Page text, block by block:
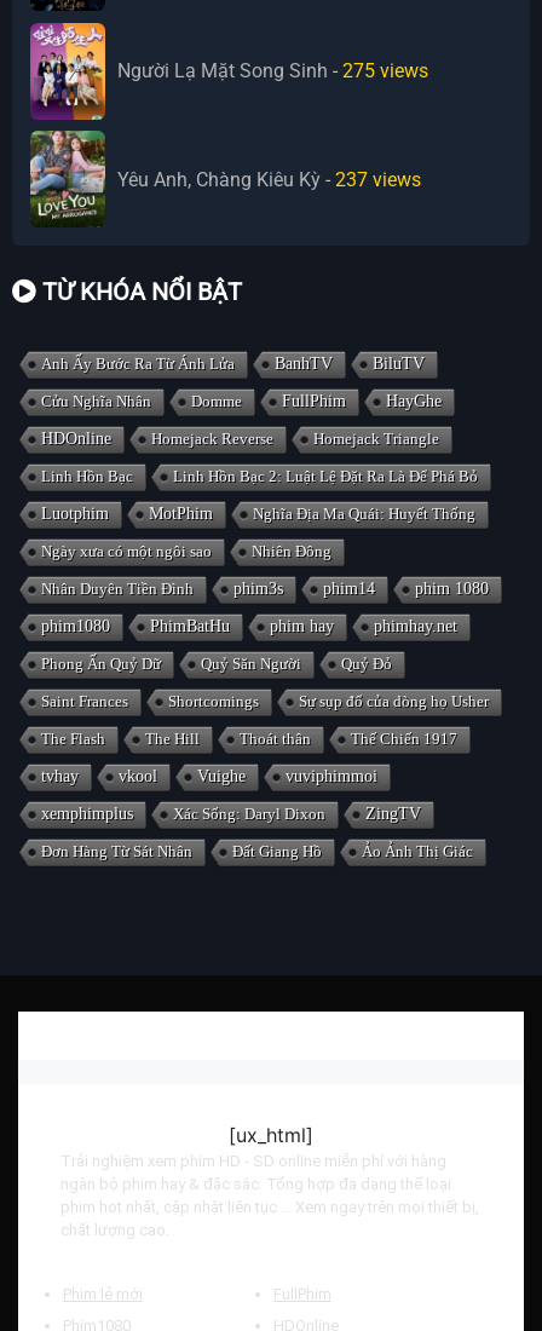
Người Lạ Mặt Song Sinh - 275 views
Yêu Anh, Chàng Kiêu Kỳ - 237 views
TỪ KHÓA NỔI BẬT
Anh Ấy Bước Ra Từ Ánh Lửa BanhTV BiluTV
Cửu Nghĩa Nhân Domme FullPhim HayGhe
HDOnline Homejack Reverse Homejack Triangle
Linh Hồn Bạc Linh Hồn Bạc 2: Luật Lệ Đặt Ra Là Để Phá Bỏ
Luotphim MotPhim Nghĩa Địa Ma Quái: Huyết Thống
Ngày xưa có một ngôi sao Nhiên Đông
Nhân Duyên Tiền Đình phim3s phim14 phim 1080
phim1080 PhimBatHu phim hay phimhay.net
Phong Ấn Quỷ Dữ Quỷ Săn Người Quỷ Đỏ
Saint Frances Shortcomings Sự sụp đổ của dòng họ Usher
The Flash The Hill Thoát thân Thế Chiến 1917
tvhay vkool Vuighe vuviphimmoi
xemphimplus Xác Sống: Daryl Dixon ZingTV
Đơn Hàng Từ Sát Nhân Đất Giang Hồ Ảo Ảnh Thị Giác